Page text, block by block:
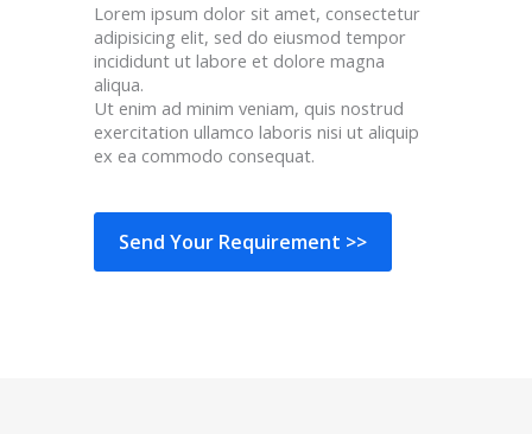
Lorem ipsum dolor sit amet, consectetur
adipisicing elit, sed do eiusmod tempor
incididunt ut labore et dolore magna
aliqua.
Ut enim ad minim veniam, quis nostrud
exercitation ullamco laboris nisi ut aliquip
ex ea commodo consequat.
Send Your Requirement >>